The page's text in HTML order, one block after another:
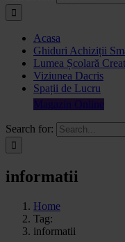
Acasa
Ghiduri Achiziții
Lumea Școlară
Viziunea Dacris
Spații de Lucru
Magazin Online
Search for:
informatii
Home
Tag:
informatii